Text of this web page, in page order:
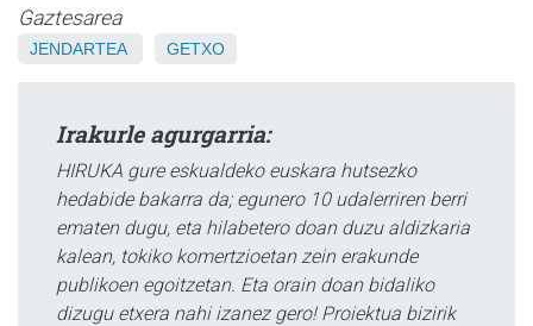
Gaztesarea
JENDARTEA GETXO
Irakurle agurgarria:
HIRUKA gure eskualdeko euskara hutsezko
hedabide bakarra da; egunero 10 udalerriren berri
ematen dugu, eta hilabetero doan duzu aldizkaria
kalean, tokiko komertzioetan zein erakunde
publikoen egoitzetan. Eta orain doan bidaliko
dizugu etxera nahi izanez gero! Proiektua bizirik